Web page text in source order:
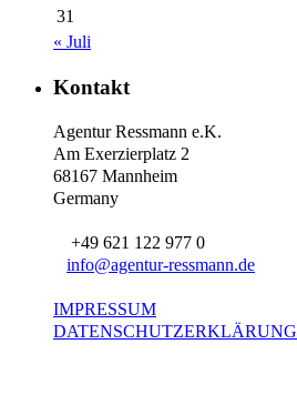
31
« Juli
Kontakt
Agentur Ressmann e.K.
Am Exerzierplatz 2
68167 Mannheim
Germany
+49 621 122 977 0
info@agentur-ressmann.de
IMPRESSUM
DATENSCHUTZERKLÄRUNG